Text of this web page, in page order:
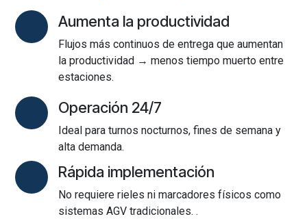
Aumenta la productividad
Flujos más continuos de entrega que aumentan
la productividad → menos tiempo muerto entre
estaciones.
Operación 24/7
Ideal para turnos nocturnos, fines de semana y
alta demanda.
Rápida implementación
No requiere rieles ni marcadores físicos como
sistemas AGV tradicionales. .